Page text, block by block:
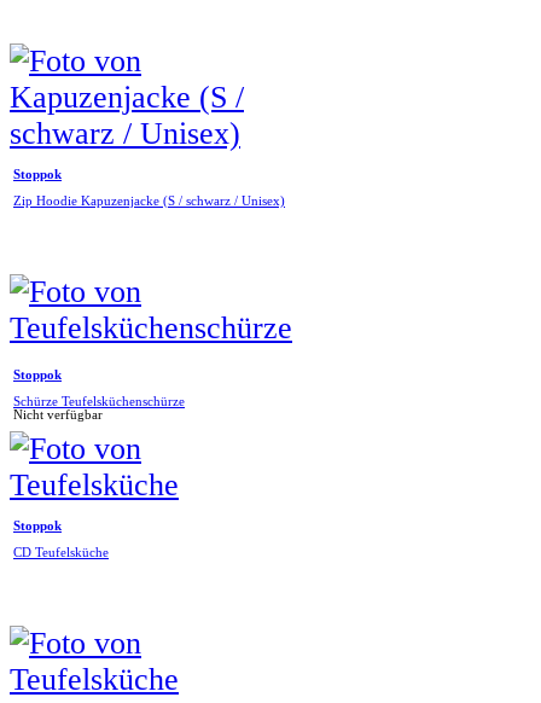
Stoppok
Zip Hoodie Kapuzenjacke (S / schwarz / Unisex)
Stoppok
Schürze Teufelsküchenschürze
Nicht verfügbar
Stoppok
CD Teufelsküche